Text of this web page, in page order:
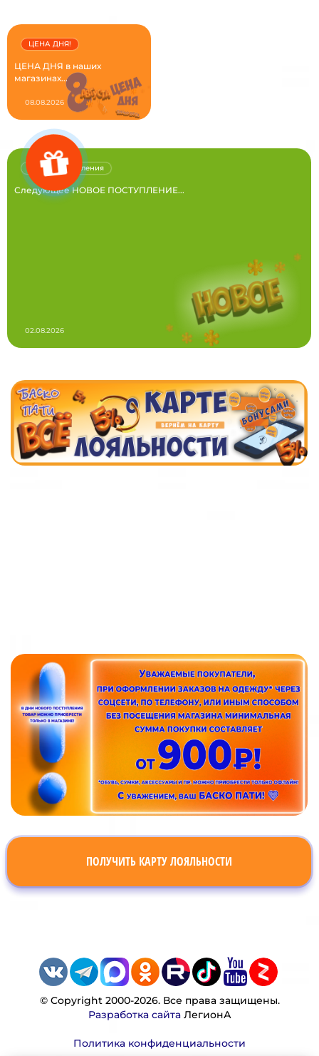
ЦЕНА ДНЯ в наших
магазинах...
ЦЕНА ДНЯ!
08.08.2026
Следующее НОВОЕ ПОСТУПЛЕНИЕ...
Новые поступления
02.08.2026
ПОЛУЧИТЬ КАРТУ ЛОЯЛЬНОСТИ
© Copyright 2000-2026. Все права защищены.
Разработка сайтаЛегионА
Политика конфиденциальности